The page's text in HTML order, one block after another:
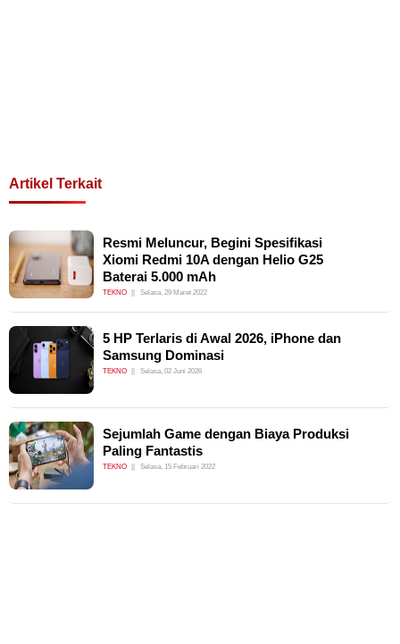
Artikel Terkait
Resmi Meluncur, Begini Spesifikasi
Xiomi Redmi 10A dengan Helio G25
Baterai 5.000 mAh
TEKNO Selasa, 29 Maret 2022
5 HP Terlaris di Awal 2026, iPhone dan
Samsung Dominasi
TEKNO Selasa, 02 Juni 2026
Sejumlah Game dengan Biaya Produksi
Paling Fantastis
TEKNO Selasa, 15 Februari 2022